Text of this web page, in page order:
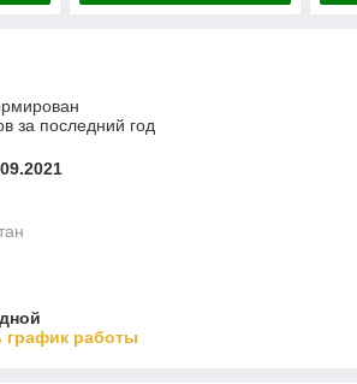
за последний год
график работы